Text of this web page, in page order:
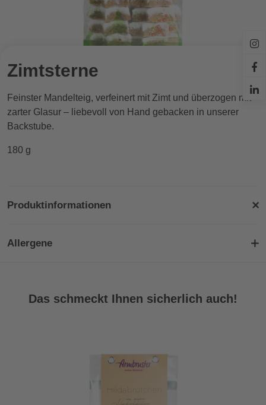
Zimtsterne
Feinster Mandelteig, verfeinert mit Zimt und überzogen mit
zarter Glasur – liebevoll von Hand gebacken in unserer
Backstube.
180 g
Produktinformationen
Allergene
Das schmeckt Ihnen sicherlich auch!